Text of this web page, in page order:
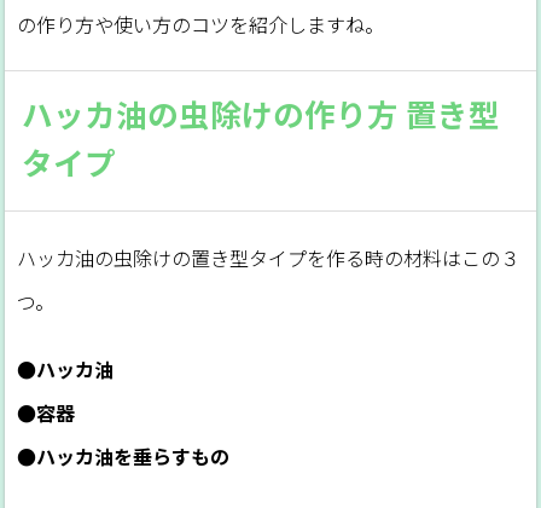
の作り方や使い方のコツを紹介しますね。
ハッカ油の虫除けの作り方 置き型
タイプ
ハッカ油の虫除けの置き型タイプを作る時の材料はこの３
つ。
●ハッカ油
●容器
●ハッカ油を垂らすもの